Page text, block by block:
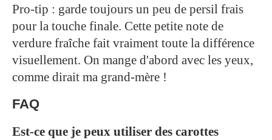
Pro-tip : garde toujours un peu de persil frais
pour la touche finale. Cette petite note de
verdure fraîche fait vraiment toute la différence
visuellement. On mange d'abord avec les yeux,
comme dirait ma grand-mère !
FAQ
Est-ce que je peux utiliser des carottes